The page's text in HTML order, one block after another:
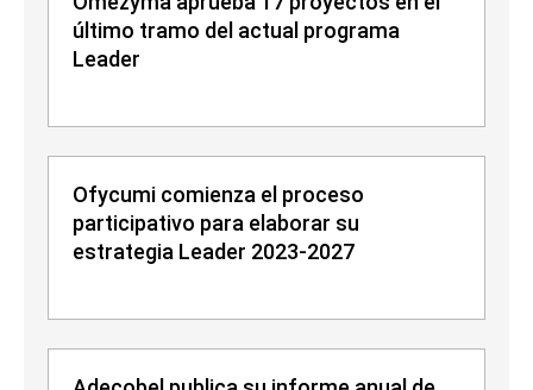
último tramo del actual programa
Leader
Ofycumi comienza el proceso
participativo para elaborar su
estrategia Leader 2023-2027